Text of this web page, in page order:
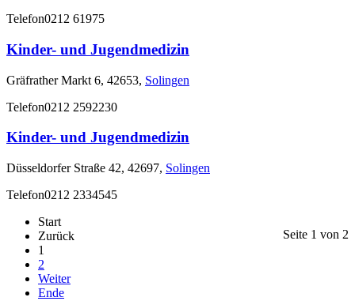
Telefon0212 61975
Kinder- und Jugendmedizin
Gräfrather Markt 6, 42653, Solingen
Telefon0212 2592230
Kinder- und Jugendmedizin
Düsseldorfer Straße 42, 42697, Solingen
Telefon0212 2334545
Seite 1 von 2
Start
Zurück
1
2
Weiter
Ende